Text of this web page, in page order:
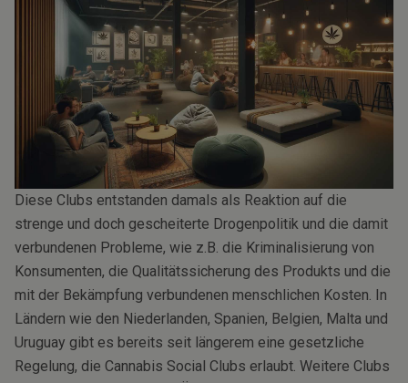
Diese Clubs entstanden damals als Reaktion auf die
strenge und doch gescheiterte Drogenpolitik und die damit
verbundenen Probleme, wie z.B. die Kriminalisierung von
Konsumenten, die Qualitätssicherung des Produkts und die
mit der Bekämpfung verbundenen menschlichen Kosten. In
Ländern wie den Niederlanden, Spanien, Belgien, Malta und
Uruguay gibt es bereits seit längerem eine gesetzliche
Regelung, die Cannabis Social Clubs erlaubt. Weitere Clubs